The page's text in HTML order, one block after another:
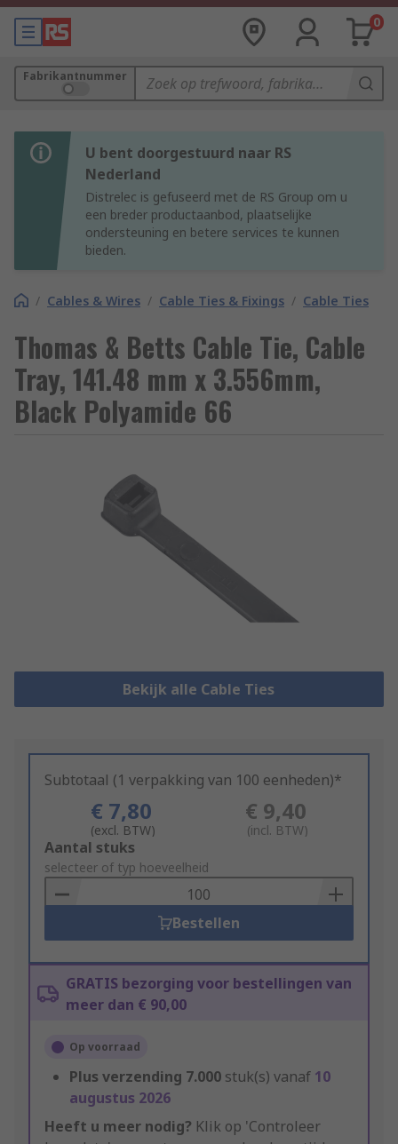
0
Fabrikantnummer
U bent doorgestuurd naar RS
Nederland
Distrelec is gefuseerd met de RS Group om u
een breder productaanbod, plaatselijke
ondersteuning en betere services te kunnen
bieden.
/ Cables & Wires / Cable Ties & Fixings / Cable Ties
Thomas & Betts Cable Tie, Cable
Tray, 141.48 mm x 3.556mm,
Black Polyamide 66
Bekijk alle Cable Ties
Subtotaal (1 verpakking van 100 eenheden)*
€ 7,80
(excl. BTW)
€ 9,40
(incl. BTW)
Add
to
Basket
Aantal stuks
selecteer of typ hoeveelheid
Bestellen
GRATIS bezorging voor bestellingen van
meer dan € 90,00
Op voorraad
Plus verzending 7.000 stuk(s) vanaf 10
augustus 2026
Heeft u meer nodig? Klik op 'Controleer